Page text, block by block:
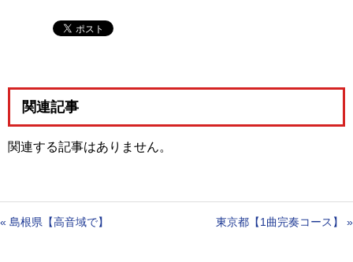
関連記事
関連する記事はありません。
« 島根県【高音域で】 東京都【1曲完奏コース】 »